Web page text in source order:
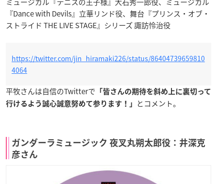
『Dance with Devils』立華リンド役、舞台『プリンス・オブ・
ストライド THE LIVE STAGE』シリーズ 諏訪怜治役
https://twitter.com/jin_hiramaki226/status/86404739659810
4064
平牧さんは自信のTwitterで 「皆さんの期待を斜め上に裏切って
行けるよう誠心誠意努めて参ります！」
とコメント。
ガンダーラミュージック 夜叉丸朔太郎役：井深克
彦さん